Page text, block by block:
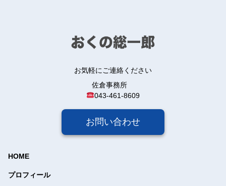
お気軽にご連絡ください
佐倉事務所
043-461-8609
お問い合わせ
HOME
プロフィール